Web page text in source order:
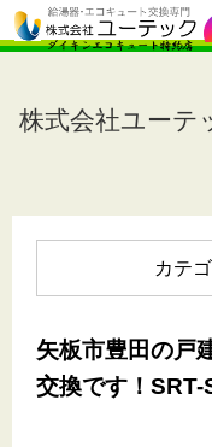
株式会社ユーテ
カテ
矢板市豊田の戸
交換です！SRT-